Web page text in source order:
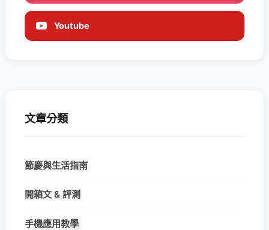
Youtube
文章分類
節慶與生活指南
開箱文 & 評測
手機應用教學